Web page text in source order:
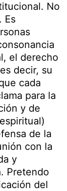
No
Es
el derecho
decir, su
cada
para la
y de
de la
con la
y
Pretendo
del